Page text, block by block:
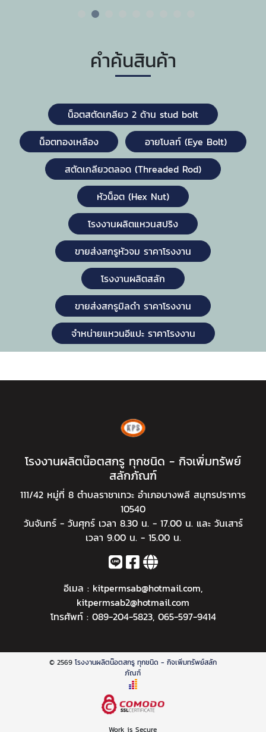
คำค้นสินค้า
น็อตสตัดเกลียว 2 ด้าน stud bolt
น็อตทองเหลือง
อายโบลท์ (Eye Bolt)
สตัดเกลียวตลอด (Threaded Rod)
หัวน็อต (Hex Nut)
โรงงานผลิตแหวนสปริง
ขายส่งสกรูหัวจม ราคาโรงงาน
โรงงานผลิตสลัก
ขายส่งสกรูมิลดำ ราคาโรงงาน
จำหน่ายแหวนอีแปะ ราคาโรงงาน
โรงงานผลิตน๊อตสกรู ทุกชนิด - กิจเพิ่มทรัพย์
สลักภัณฑ์
111/42 หมู่ที่ 8 ตำบลราชาเทวะ อำเภอบางพลี สมุทรปราการ
10540
วันจันทร์ - วันศุกร์ เวลา 8.30 น. - 17.00 น. และ วันเสาร์
เวลา 9.00 น. - 15.00 น.
อีเมล : kitpermsab@hotmail.com,
kitpermsab2@hotmail.com
โทรศัพท์ : 089-204-5823, 065-597-9414
© 2569 โรงงานผลิตน๊อตสกรู ทุกชนิด - กิจเพิ่มทรัพย์สลัก
ภัณฑ์
Work is Secure